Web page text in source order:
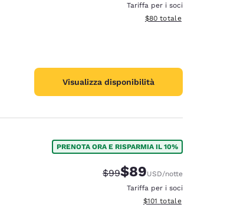
Tariffa per i soci
Visualizza i dettagli totali
$80 totale
Visualizza disponibilità
PRENOTA ORA E RISPARMIA IL 10%
Tariffa di barratura:
$99Tariffa scontata:
$89USD/notte
Tariffa per i soci
Visualizza i dettagli totali
$101 totale